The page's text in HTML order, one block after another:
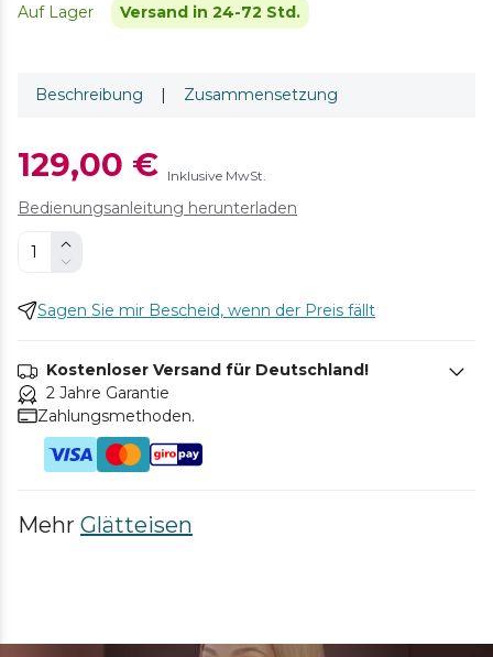
Auf Lager Versand in 24-72 Std.
Beschreibung | Zusammensetzung
129,00 € Inklusive MwSt.
Bedienungsanleitung herunterladen
Sagen Sie mir Bescheid, wenn der Preis fällt
Kostenloser Versand für Deutschland!
2 Jahre Garantie
Zahlungsmethoden.
Mehr Glätteisen